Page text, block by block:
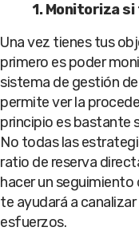
1. Monitoriza
Una vez tienes tus
primero es poder
sistema de gestión
permite ver la
principio es bastante
No todas las
ratio de reserva
hacer un
te ayudará a
esfuerzos.